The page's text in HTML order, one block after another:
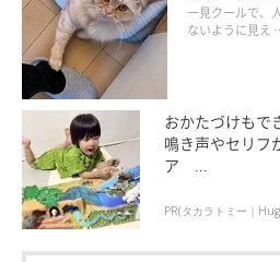
●素材の種類
・布、段ボール、麻、木（柔らかい
ソファーやカーペットで爪とぎをし
体重をかけたりしていないようなら
らかい布のような素材が好きなタイプ
一見クールで、
ないように見え
おかたづけもで
鳴き声やセリフ
ア ...
PR(タカラトミー｜